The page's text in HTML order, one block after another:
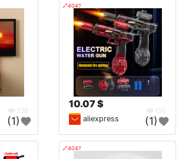
279
(1)
🔗404?
10.07 $
150
aliexpress (1)
🔗404?